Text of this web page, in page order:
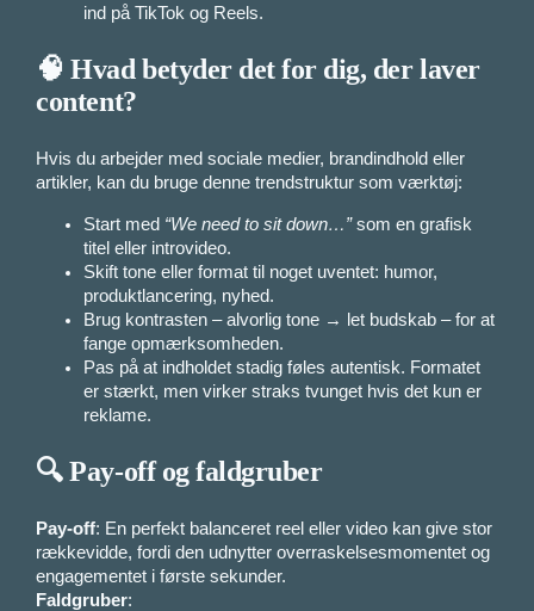
ind på TikTok og Reels.
🧠 Hvad betyder det for dig, der laver
content?
Hvis du arbejder med sociale medier, brandindhold eller
artikler, kan du bruge denne trendstruktur som værktøj:
Start med “We need to sit down…”som en grafisk
titel eller introvideo.
Skift tone eller format til noget uventet: humor,
produktlancering, nyhed.
Brug kontrasten – alvorlig tone → let budskab – for at
fange opmærksomheden.
Pas på at indholdet stadig føles autentisk. Formatet
er stærkt, men virker straks tvunget hvis det kun er
reklame.
🔍 Pay-off og faldgruber
Pay-off: En perfekt balanceret reel eller video kan give stor
rækkevidde, fordi den udnytter overraskelsesmomentet og
engagementet i første sekunder.
Faldgruber: